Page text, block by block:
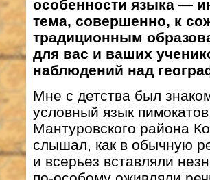
особенности языка —
тема, совершенно, к
традиционным
для вас и ваших
наблюдений над
Мне с детства был
условный язык
Мантуровского района
слышал, как в обычную
и всерьез вставляли